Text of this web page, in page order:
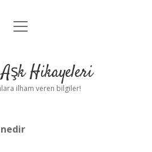
Anasayfa
Uyarı
menüyü
Hikayeleri
ilham veren bilgiler!